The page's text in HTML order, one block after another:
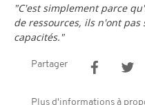
"C'est simplement parce
de ressources, ils n'ont
capacités."
Partager
Plus d'informations à